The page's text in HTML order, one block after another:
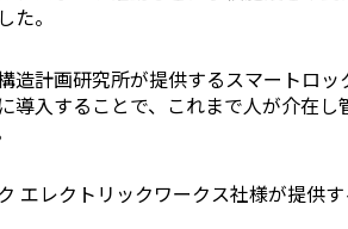
た。
造計画研究所が提供するスマートロ
導入することで、これまで人が介在
エレクトリックワークス社様が提供